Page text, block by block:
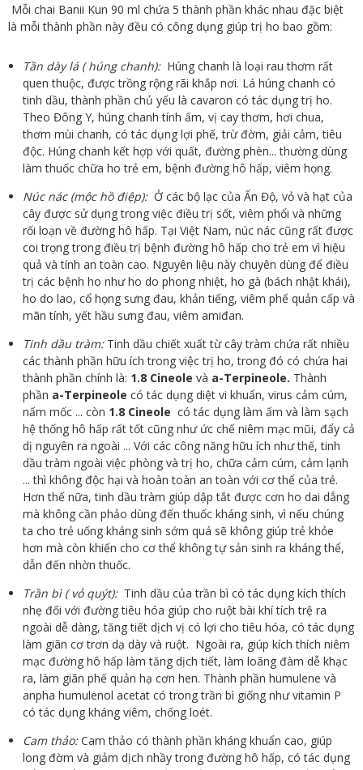
Mỗi chai Banii Kun 90 ml chứa 5 thành phần khác nhau đặc biệt
là mỗi thành phần này đều có công dụng giúp trị ho bao gồm:
Tần dày lá ( húng chanh):Húng chanh là loại rau thơm rất
quen thuộc, được trồng rộng rãi khắp nơi. Lá húng chanh có
tinh dầu, thành phần chủ yếu là cavaron có tác dụng trị ho.
Theo Đông Y, húng chanh tính ấm, vị cay thơm, hơi chua,
thơm mùi chanh, có tác dụng lợi phế, trừ đờm, giải cảm, tiêu
độc. Húng chanh kết hợp với quất, đường phèn... thường dùng
làm thuốc chữa ho trẻ em, bệnh đường hô hấp, viêm họng.
Núc nác (mộc hồ điệp): Ở các bộ lạc của Ấn Độ, vỏ và hạt của
cây được sử dụng trong việc điều trị sốt, viêm phổi và những
rối loạn về đường hô hấp. Tại Việt Nam, núc nác cũng rất được
coi trọng trong điều trị bệnh đường hô hấp cho trẻ em vì hiệu
quả và tính an toàn cao. Nguyên liệu này chuyên dùng để điều
trị các bệnh ho như ho do phong nhiệt, ho gà (bách nhật khái),
ho do lao, cổ họng sưng đau, khản tiếng, viêm phế quản cấp và
mãn tính, yết hầu sưng đau, viêm amiđan.
Tinh dầu tràm: Tinh dầu chiết xuất từ cây tràm chứa rất nhiều
các thành phần hữu ích trong việc trị ho, trong đó có chứa hai
thành phần chính là: 1.8 Cineole và a-Terpineole. Thành
phần a-Terpineole có tác dụng diệt vi khuẩn, virus cảm cúm,
nấm mốc ... còn 1.8 Cineole có tác dụng làm ấm và làm sạch
hệ thống hô hấp rất tốt cũng như ức chế niêm mạc mũi, đẩy cả
dị nguyên ra ngoài ... Với các công năng hữu ích như thế, tinh
dầu tràm ngoài việc phòng và trị ho, chữa cảm cúm, cảm lạnh
... thì không độc hại và hoàn toàn an toàn với cơ thể của trẻ.
Hơn thế nữa, tinh dầu tràm giúp dập tắt được cơn ho dai dẳng
mà không cần phảo dùng đến thuốc kháng sinh, vì nếu chúng
ta cho trẻ uống kháng sinh sớm quá sẽ không giúp trẻ khỏe
hơn mà còn khiến cho cơ thể không tự sản sinh ra kháng thể,
dẫn đến nhờn thuốc.
Trần bì ( vỏ quýt):Tinh dầu của trần bì có tác dụng kích thích
nhẹ đối với đường tiêu hóa giúp cho ruột bài khí tích trệ ra
ngoài dễ dàng, tăng tiết dịch vị có lợi cho tiêu hóa, có tác dụng
làm giãn cơ trơn dạ dày và ruột. Ngoài ra, giúp kích thích niêm
mạc đường hô hấp làm tăng dịch tiết, làm loãng đàm dễ khạc
ra, làm giãn phế quản hạ cơn hen. Thành phần humulene và
anpha humulenol acetat có trong trần bì giống như vitamin P
có tác dụng kháng viêm, chống loét.
Cam thảo: Cam thảo có thành phần kháng khuẩn cao, giúp
long đờm và giảm dịch nhầy trong đường hô hấp, có tác dụng